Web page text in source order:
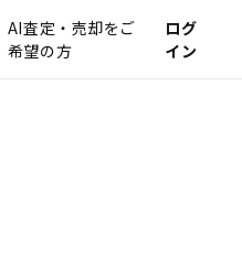
AI査定・売却をご
希望の方
ログ
イン